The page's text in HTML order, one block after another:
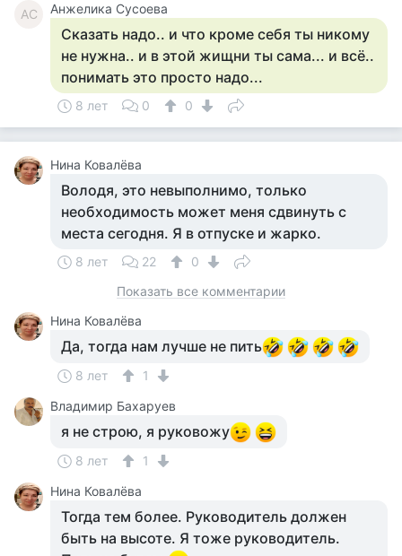
АС Анжелика Сусоева
Сказать надо.. и что кроме себя ты никому
не нужна.. и в этой жищни ты сама... и всё..
понимать это просто надо...
8 лет 0 0
Нина Ковалёва
Володя, это невыполнимо, только
необходимость может меня сдвинуть с
места сегодня. Я в отпуске и жарко.
8 лет 22
0
Показать все комментарии
Нина Ковалёва
Да, тогда нам лучше не пить
8 лет
1
Владимир Бахаруев
я не строю, я руковожу
8 лет
1
Нина Ковалёва
Тогда тем более. Руководитель должен
быть на высоте. Я тоже руководитель.